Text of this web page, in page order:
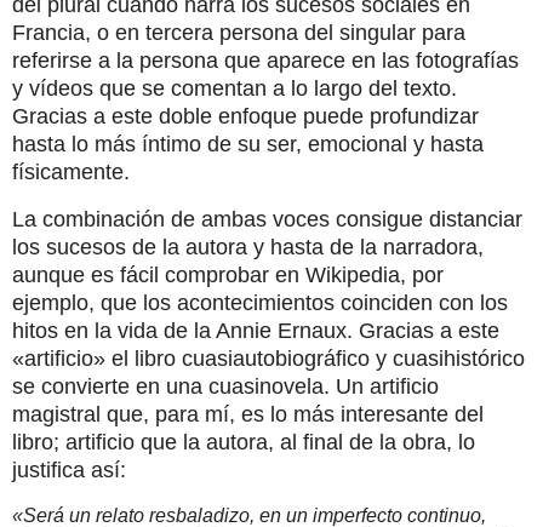
del plural cuando narra los sucesos sociales en
Francia, o en tercera persona del singular para
referirse a la persona que aparece en las fotografías
y vídeos que se comentan a lo largo del texto.
Gracias a este doble enfoque puede profundizar
hasta lo más íntimo de su ser, emocional y hasta
físicamente.
La combinación de ambas voces consigue distanciar
los sucesos de la autora y hasta de la narradora,
aunque es fácil comprobar en Wikipedia, por
ejemplo, que los acontecimientos coinciden con los
hitos en la vida de la Annie Ernaux. Gracias a este
«artificio» el libro cuasiautobiográfico y cuasihistórico
se convierte en una cuasinovela. Un artificio
magistral que, para mí, es lo más interesante del
libro; artificio que la autora, al final de la obra, lo
justifica así:
«Será un relato resbaladizo, en un imperfecto continuo,